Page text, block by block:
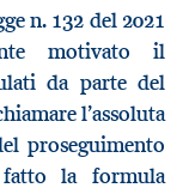
n. 132 del 2021
motivato il
da parte del
l’assoluta
proseguimento
la formula